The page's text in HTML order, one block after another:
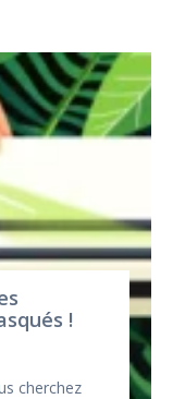
!
cherchez